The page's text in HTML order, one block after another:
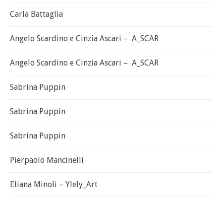
Carla Battaglia
Angelo Scardino e Cinzia Ascari – A_SCAR
Angelo Scardino e Cinzia Ascari – A_SCAR
Sabrina Puppin
Sabrina Puppin
Sabrina Puppin
Pierpaolo Mancinelli
Eliana Minoli – Ylely_Art